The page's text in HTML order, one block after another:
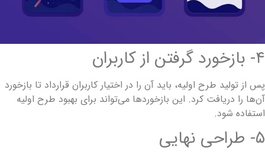
۴- بازخورد گرفتن از کاربران
پس از تولید طرح اولیه، باید آن را در اختیار کاربران قرارداد تا بازخورد
آن‌ها را دریافت کرد. این بازخوردها می‌تواند برای بهبود طرح اولیه
استفاده شود.
۵- طراحی نهایی